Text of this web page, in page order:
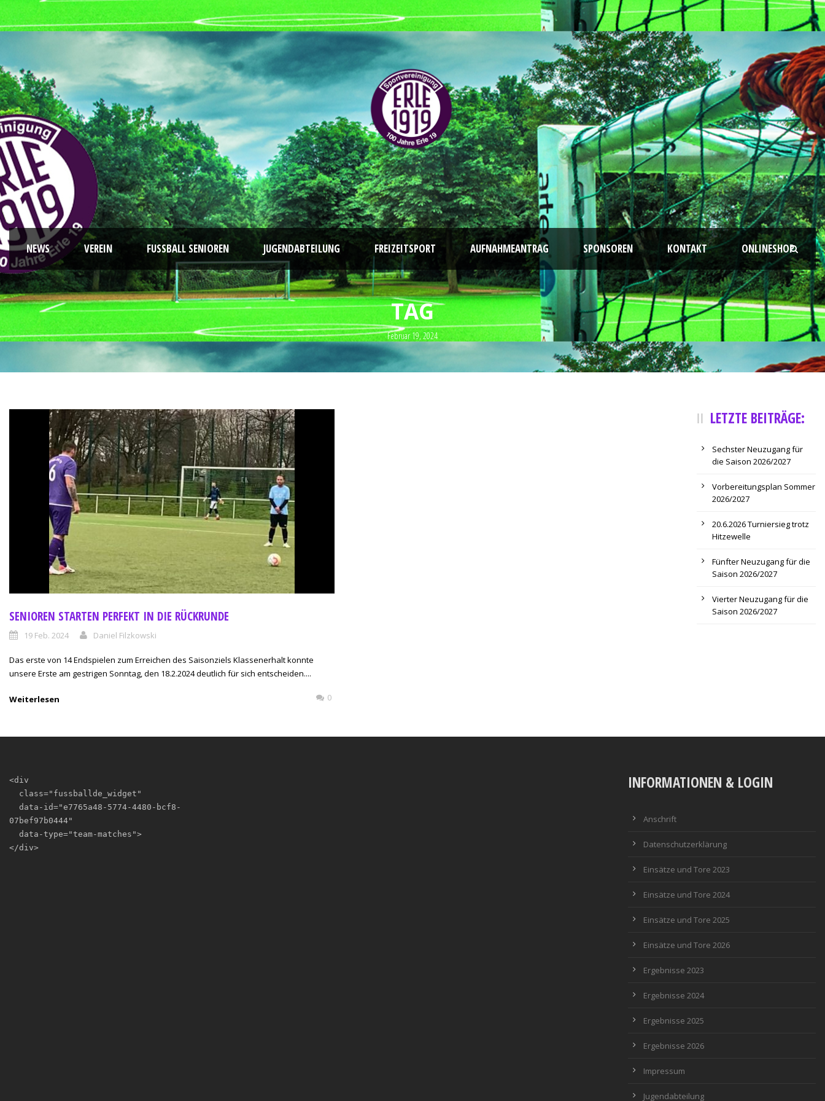
NEWS VEREIN FUSSBALL SENIOREN JUGENDABTEILUNG FREIZEITSPORT AUFNAHMEANTRAG SPONSOREN KONTAKT ONLINESHOP
TAG
Februar 19, 2024
SENIOREN STARTEN PERFEKT IN DIE RÜCKRUNDE
19 Feb. 2024 Daniel Filzkowski
Das erste von 14 Endspielen zum Erreichen des Saisonziels Klassenerhalt konnte
unsere Erste am gestrigen Sonntag, den 18.2.2024 deutlich für sich entscheiden....
Weiterlesen 0
LETZTE BEITRÄGE:
Sechster Neuzugang für
die Saison 2026/2027
Vorbereitungsplan Sommer
2026/2027
20.6.2026 Turniersieg trotz
Hitzewelle
Fünfter Neuzugang für die
Saison 2026/2027
Vierter Neuzugang für die
Saison 2026/2027
<div
07bef97b0444"
</div>
INFORMATIONEN & LOGIN
Anschrift
Datenschutzerklärung
Einsätze und Tore 2023
Einsätze und Tore 2024
Einsätze und Tore 2025
Einsätze und Tore 2026
Ergebnisse 2023
Ergebnisse 2024
Ergebnisse 2025
Ergebnisse 2026
Impressum
Jugendabteilung